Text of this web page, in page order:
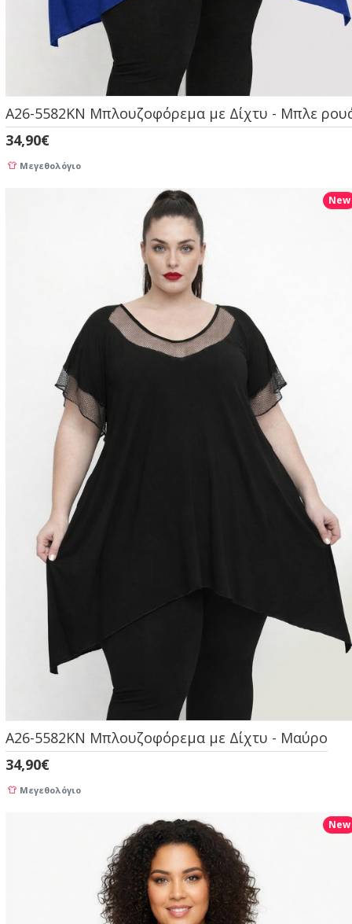
A26-5582KN Μπλουζοφόρεμα με Δίχτυ - Μπλε
34,90€
Μεγεθολόγιο
New
A26-5582KN Μπλουζοφόρεμα με Δίχτυ - Μαύρο
34,90€
Μεγεθολόγιο
New